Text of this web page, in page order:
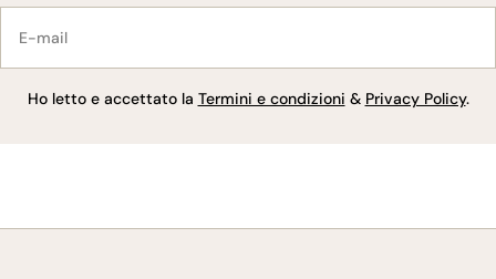
mail
Ho letto e accettato la Termini e condizioni & Privacy Policy.